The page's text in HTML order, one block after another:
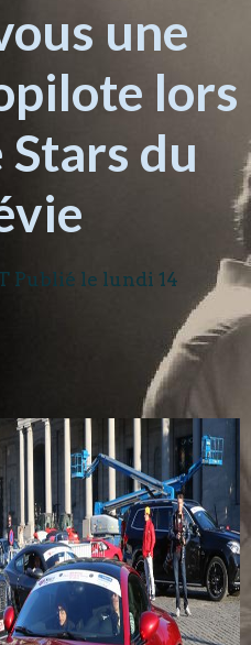
une
lors
du
Publié le lundi 14